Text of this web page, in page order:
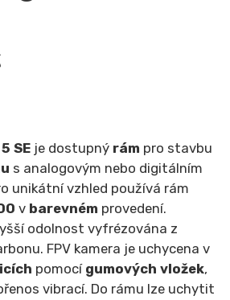
SE je dostupný rám pro stavbu
s analogovým nebo digitálním
unikátní vzhled používá rám
v barevném provedení.
odolnost vyfrézována z
FPV kamera je uchycena v
pomocí gumových vložek,
vibrací. Do rámu lze uchytit